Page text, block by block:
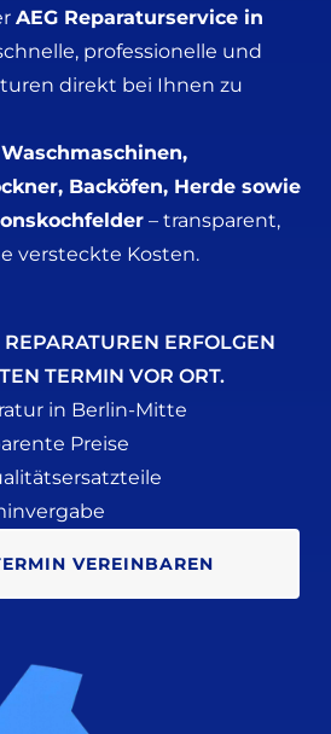
AEG Reparaturservice in
professionelle und
direkt bei Ihnen zu
Waschmaschinen,
Backöfen, Herde sowie
– transparent,
versteckte Kosten.
ERFOLGEN
TERMIN VOR ORT.
in Berlin-Mitte
Preise
VEREINBAREN